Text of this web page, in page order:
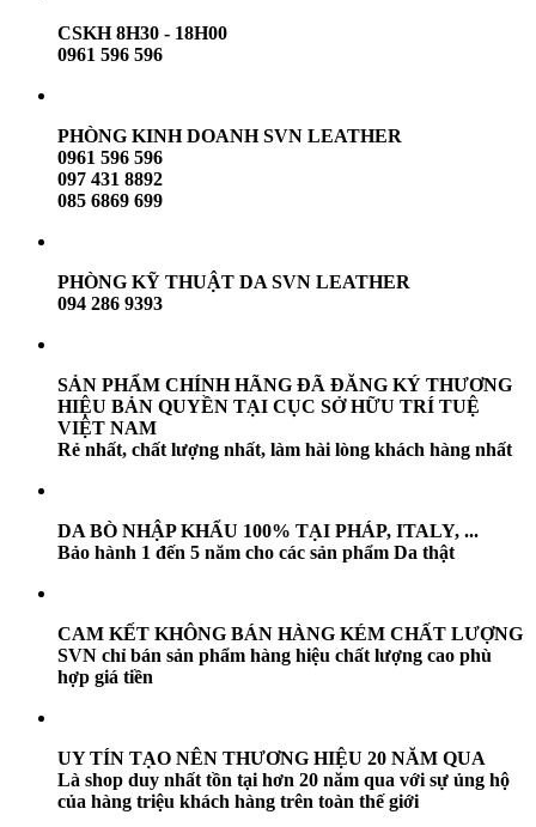
CSKH 8H30 - 18H00
0961 596 596
PHÒNG KINH DOANH SVN LEATHER
0961 596 596
097 431 8892
085 6869 699
PHÒNG KỸ THUẬT DA SVN LEATHER
094 286 9393
SẢN PHẨM CHÍNH HÃNG ĐÃ ĐĂNG KÝ THƯƠNG
HIỆU BẢN QUYỀN TẠI CỤC SỞ HỮU TRÍ TUỆ
VIỆT NAM
Rẻ nhất, chất lượng nhất, làm hài lòng khách hàng nhất
DA BÒ NHẬP KHẨU 100% TẠI PHÁP, ITALY, ...
Bảo hành 1 đến 5 năm cho các sản phẩm Da thật
CAM KẾT KHÔNG BÁN HÀNG KÉM CHẤT LƯỢNG
SVN chỉ bán sản phẩm hàng hiệu chất lượng cao phù
hợp giá tiền
UY TÍN TẠO NÊN THƯƠNG HIỆU 20 NĂM QUA
Là shop duy nhất tồn tại hơn 20 năm qua với sự ủng hộ
của hàng triệu khách hàng trên toàn thế giới